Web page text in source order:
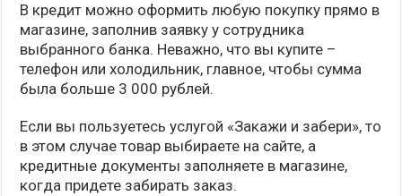
В кредит можно оформить любую покупку прямо в
магазине, заполнив заявку у сотрудника
выбранного банка. Неважно, что вы купите –
телефон или холодильник, главное, чтобы сумма
была больше 3 000 рублей.
Если вы пользуетесь услугой «Закажи и забери», то
в этом случае товар выбираете на сайте, а
кредитные документы заполняете в магазине,
когда придете забирать заказ.